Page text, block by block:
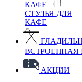
КАФЕ
СТУЛЬЯ ДЛЯ
КАФЕ
ВСТРОЕННАЯ
АКЦИИ